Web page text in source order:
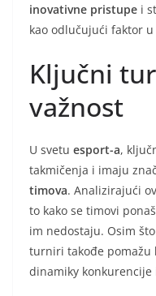
inovativne pristupe i
kao odlučujući faktor u
Ključni
važnost
U svetu esport-a,
takmičenja i imaju
timova. Analizirajući
to kako se timovi
im nedostaju. Osim
turniri takođe pomažu
dinamikу